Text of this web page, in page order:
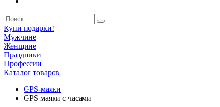
Купи подарки!
Мужчине
Женщине
Праздники
Профессии
Каталог товаров
GPS-маяки
GPS маяки c часами